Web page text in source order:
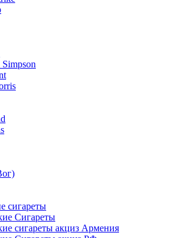
сигареты
Сигареты
сигареты акциз Армения